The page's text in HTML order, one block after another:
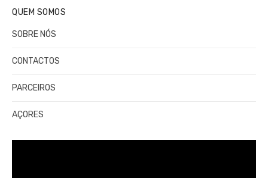
QUEM SOMOS
SOBRE NÓS
CONTACTOS
PARCEIROS
AÇORES